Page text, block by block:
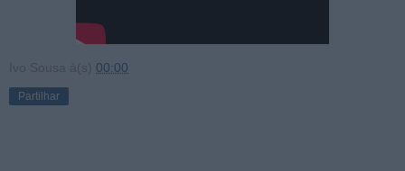
Ivo Sousa à(s) 00:00
Partilhar